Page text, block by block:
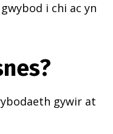
i chi ac yn
gywir at